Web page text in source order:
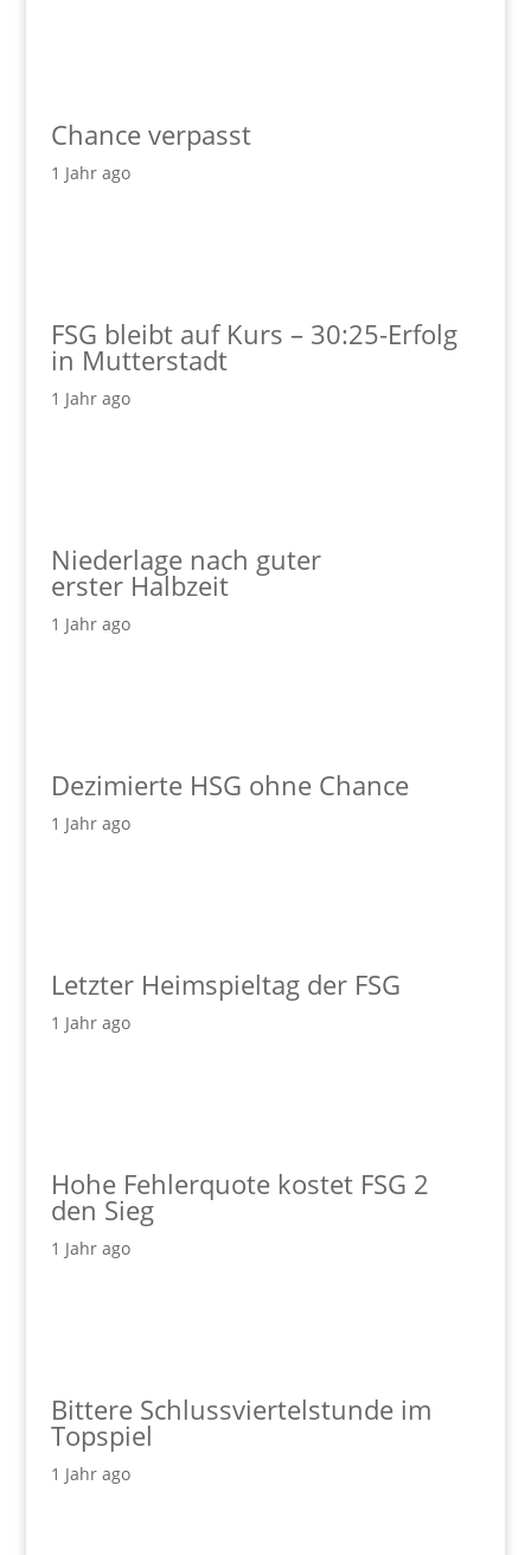
Chance verpasst
1 Jahr ago
FSG bleibt auf Kurs – 30:25-Erfolg
in Mutterstadt
1 Jahr ago
Niederlage nach guter
erster Halbzeit
1 Jahr ago
Dezimierte HSG ohne Chance
1 Jahr ago
Letzter Heimspieltag der FSG
1 Jahr ago
Hohe Fehlerquote kostet FSG 2
den Sieg
1 Jahr ago
Bittere Schlussviertelstunde im
Topspiel
1 Jahr ago